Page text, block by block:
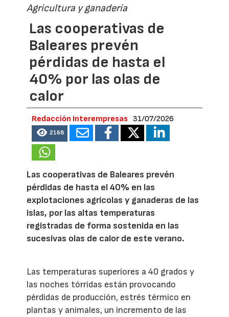
Agricultura y ganadería
Las cooperativas de
Baleares prevén
pérdidas de hasta el
40% por las olas de
calor
Redacción Interempresas 31/07/2026
2168
Las cooperativas de Baleares prevén
pérdidas de hasta el 40% en las
explotaciones agrícolas y ganaderas de las
islas, por las altas temperaturas
registradas de forma sostenida en las
sucesivas olas de calor de este verano.
Las temperaturas superiores a 40 grados y
las noches tórridas están provocando
pérdidas de producción, estrés térmico en
plantas y animales, un incremento de las